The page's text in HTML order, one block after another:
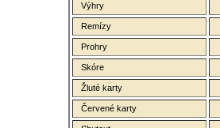
Výhry
Remízy
Prohry
Skóre
Žluté karty
Červené karty